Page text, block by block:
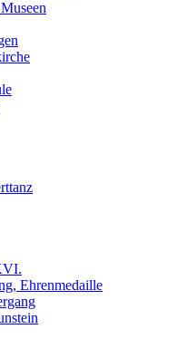
Ehrenmedaille